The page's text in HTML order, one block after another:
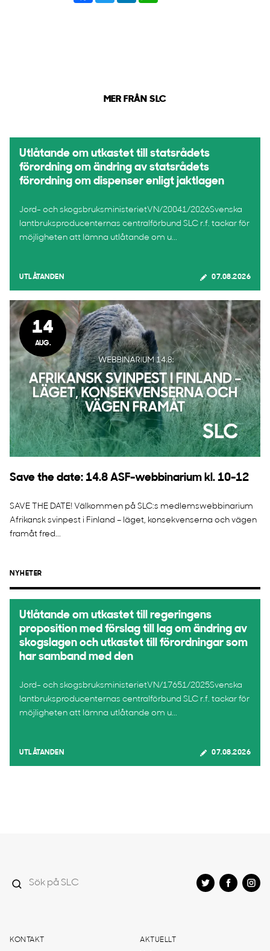
MER FRÅN SLC
Utlåtande om utkastet till statsrådets
förordning om ändring av statsrådets
förordning om dispenser enligt jaktlagen
Jord- och skogsbruksministerietVN/20041/2026Svenska
lantbruksproducenternas centralförbund SLC r.f. tackar för
möjligheten att lämna utlåtande om u...
UTLÅTANDEN 07.08.2026
14
AUG.
Save the date: 14.8 ASF-webbinarium kl. 10-12
SAVE THE DATE! Välkommen på SLC:s medlemswebbinarium
Afrikansk svinpest i Finland – läget, konsekvenserna och vägen
framåt fred...
NYHETER
Utlåtande om utkastet till regeringens
proposition med förslag till lag om ändring av
skogslagen och utkastet till förordningar som
har samband med den
Jord- och skogsbruksministerietVN/17651/2025Svenska
lantbruksproducenternas centralförbund SLC r.f. tackar för
möjligheten att lämna utlåtande om u...
UTLÅTANDEN 07.08.2026
KONTAKT AKTUELLT